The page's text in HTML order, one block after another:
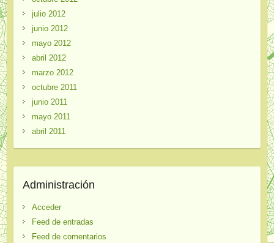
julio 2012
junio 2012
mayo 2012
abril 2012
marzo 2012
octubre 2011
junio 2011
mayo 2011
abril 2011
Administración
Acceder
Feed de entradas
Feed de comentarios